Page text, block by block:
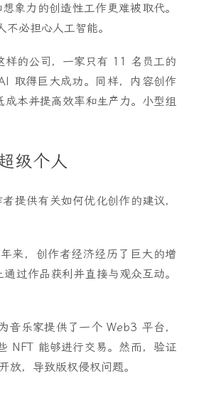
象力的创造性工作更难被取代。
必担心人工智能。
样的公司，一家只有 11 名员工的
取得巨大成功。同样，内容创作
本并提高效率和生产力。小型组
级个人
提供有关如何优化创作的建议，
来，创作者经济经历了巨大的增
过作品获利并直接与观众互动。
音乐家提供了一个 Web3 平台，
NFT 能够进行交易。然而，验证
放，导致版权侵权问题。